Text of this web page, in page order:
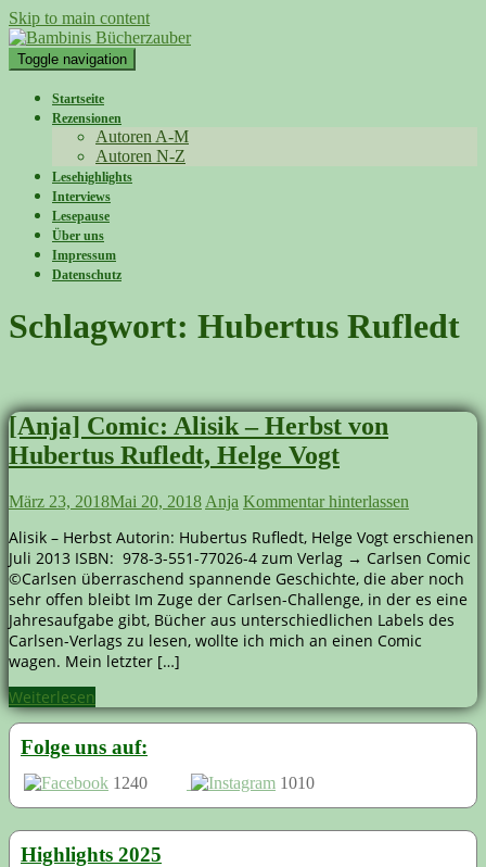
Skip to main content
Toggle navigation
Startseite
Rezensionen
Autoren A-M
Autoren N-Z
Lesehighlights
Interviews
Lesepause
Über uns
Impressum
Datenschutz
Schlagwort: Hubertus Rufledt
[Anja] Comic: Alisik – Herbst von
Hubertus Rufledt, Helge Vogt
März 23, 2018Mai 20, 2018 Anja Kommentar hinterlassen
Alisik – Herbst Autorin: Hubertus Rufledt, Helge Vogt erschienen
Juli 2013 ISBN: 978-3-551-77026-4 zum Verlag → Carlsen Comic
©Carlsen überraschend spannende Geschichte, die aber noch
sehr offen bleibt Im Zuge der Carlsen-Challenge, in der es eine
Jahresaufgabe gibt, Bücher aus unterschiedlichen Labels des
Carlsen-Verlags zu lesen, wollte ich mich an einen Comic
wagen. Mein letzter […]
Weiterlesen
Folge uns auf:
1240 1010
Highlights 2025